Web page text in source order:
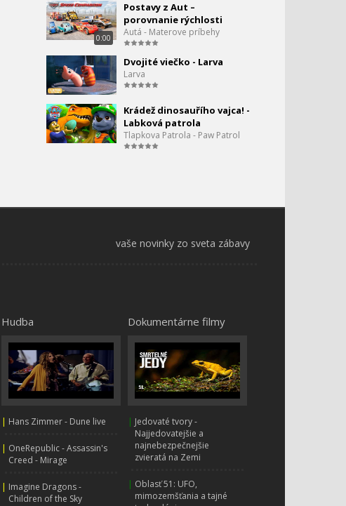
0:00
86.
Tlapková patrola -
Šteniatka zachraňujú
utečeného snežného
kocúra!
Tlapková Patrola: Na
záchrana chobotnice
Tlapková patrola -
Tlapková Patrola - Nové
Tlapková patrola – Chase
zachraňuje zatúlané
ovečky
Tlapková patrola – Chase a
člna
Rockyho železničná
záchranu
0:00
Postavy z Aut –
porovnanie rýchlosti
Autá - Materove príbehy
Dvojité viečko - Larva
Larva
Krádež dinosauřího vajca! -
Labková patrola
Tlapkova Patrola - Paw Patrol
vaše novinky zo sveta zábavy
Hudba
| Hans Zimmer - Dune live
| OneRepublic - Assassin's
Creed - Mirage
| Imagine Dragons -
Children of the Sky
Dokumentárne filmy
| Jedovaté tvory -
Najjedovatejšie a
najnebezpečnejšie
zvieratá na Zemi
| Oblasť 51: UFO,
mimozemšťania a tajné